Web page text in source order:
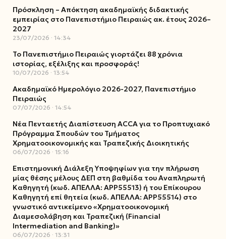
Πρόσκληση – Απόκτηση ακαδημαϊκής διδακτικής
εμπειρίας στο Πανεπιστήμιο Πειραιώς ακ. έτους 2026–
2027
23/07/2026 14:34
Το Πανεπιστήμιο Πειραιώς γιορτάζει 88 χρόνια
ιστορίας, εξέλιξης και προσφοράς!
10/07/2026 13:54
Ακαδημαϊκό Ημερολόγιο 2026-2027, Πανεπιστήμιο
Πειραιώς
07/07/2026 14:54
Νέα Πενταετής Διαπίστευση ACCA για το Προπτυχιακό
Πρόγραμμα Σπουδών του Τμήματος
Χρηματοοικονομικής και Τραπεζικής Διοικητικής
06/07/2026 15:16
Επιστημονική Διάλεξη Υποψηφίων για την πλήρωση
μίας θέσης μέλους ΔΕΠ στη βαθμίδα του Αναπληρωτή
Καθηγητή (κωδ. ΑΠΕΛΛΑ: ΑΡΡ55513) ή του Επίκουρου
Καθηγητή επί θητεία (κωδ. ΑΠΕΛΛΑ: ΑΡΡ55514) στο
γνωστικό αντικείμενο «Χρηματοοικονομική
Διαμεσολάβηση και Τραπεζική (Financial
Intermediation and Banking)»
06/07/2026 13:31